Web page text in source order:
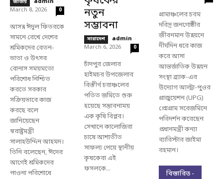
জাতীয় admin -
March 8, 2026
0
আসন্ন ঈদুল ফিতরকে
সামনে রেখে দেশের
শ্রমিকদের বেতন-
ভাতা ও উৎসব
বোনাস সময়মতো
পরিশোধ নিশ্চিত
করতে সরকার
সক্রিয়ভাবে কাজ
করছে বলে
জানিয়েছেন
স্বরাষ্ট্রমন্ত্রী
সালাহউদ্দিন আহমদ।
তিনি বলেছেন, ঈদের
আগেই শ্রমিকদের
পাওনা পরিশোধে
নতুন
সম্ভাবনা
সারাদেশ admin -
March 6, 2026
0
চাঁদপুর জেলার
হাইমচর উপজেলার
বিস্তীর্ণ চরাঞ্চলের
পতিত জমিতে শুরু
হয়েছে সম্ভাবনাময়
এক কৃষি বিপ্লব।
সেখানে কালোজিরা
চাষে আশাতীত
সাফল্য পেয়ে স্থানীয়
কৃষকেরা এই
ফসলকে...
গ্রামাঞ্চলের চরম
দরিদ্র জনগোষ্ঠীর
জীবনমান উন্নয়নে
দীর্ঘদিন ধরে কাজ
করে আসা
আন্তর্জাতিক উন্নয়ন
সংস্থা ব্র্যাক-এর
উদ্যোগ আল্ট্রা-পুওর
গ্রাজুয়েশন (UPG)
প্রোগ্রাম সরেজমিনে
পরিদর্শন করেছেন
প্রধানমন্ত্রী কন্যা
ব্যারিস্টার জাইমা
রহমান।
বিস্তারিত -